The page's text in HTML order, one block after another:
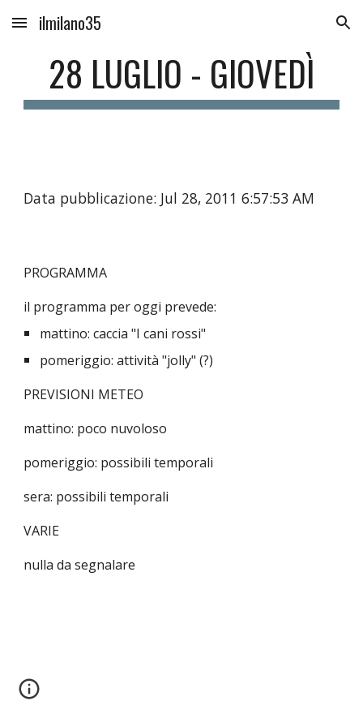
Skip to main content Skip to navigation
ilmilano35
28 LUGLIO - GIOVEDÌ
Data pubblicazione: Jul 28, 2011 6:57:53 AM
PROGRAMMA
il programma per oggi prevede:
mattino: caccia "I cani rossi"
pomeriggio: attività "jolly" (?)
PREVISIONI METEO
mattino: poco nuvoloso
pomeriggio: possibili temporali
sera: possibili temporali
VARIE
nulla da segnalare